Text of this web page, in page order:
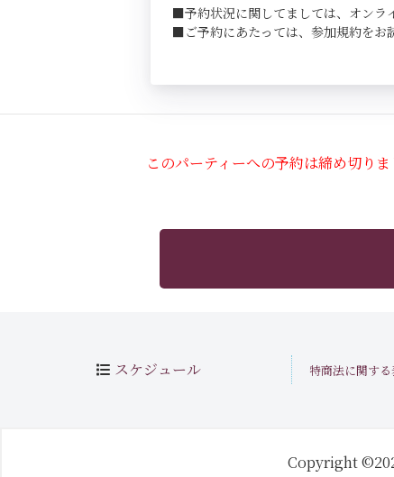
■予約状況に関してましては、オンラ
■ご予約にあたっては、参加規約をお
このパーティーへの予約は締め切りま
スケジュール 特商法に関する
Copyright